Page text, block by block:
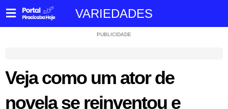
VARIEDADES
PUBLICIDADE
Veja como um ator de
novela se reinventou e